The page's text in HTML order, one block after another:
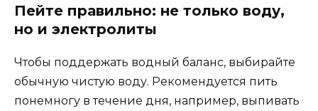
Пейте правильно: не только воду,
но и электролиты
Чтобы поддержать водный баланс, выбирайте
обычную чистую воду. Рекомендуется пить
понемногу в течение дня, например, выпивать